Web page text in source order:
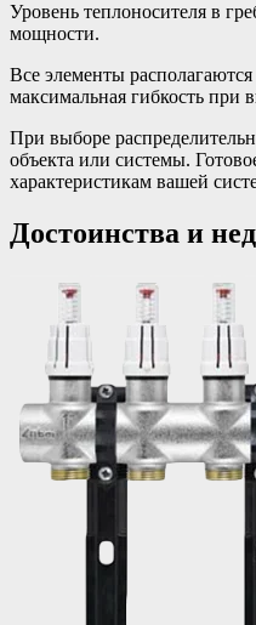
Уровень теплоносителя в
мощности.
Все элементы
максимальная гибкость при
При выборе
объекта или системы.
характеристикам вашей
Достоинства и